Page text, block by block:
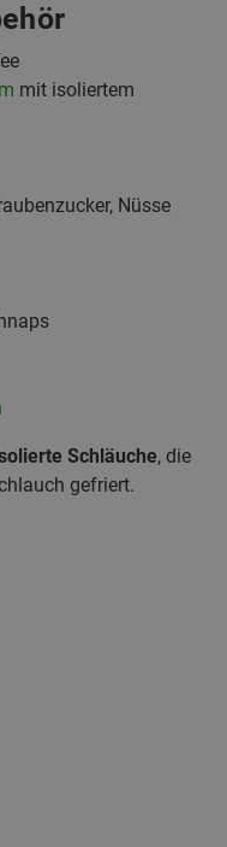
mit isoliertem
Nüsse
Schläuche, die
gefriert.